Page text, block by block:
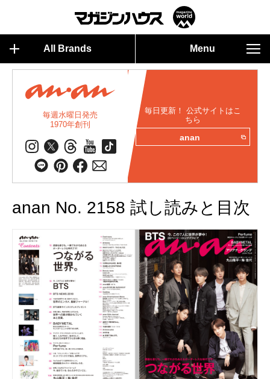
All Brands Menu
毎週水曜日発売
1970年創刊
毎日更新！ 公式サイトはこ
ちら
anan
anan No. 2158 試し読みと目次